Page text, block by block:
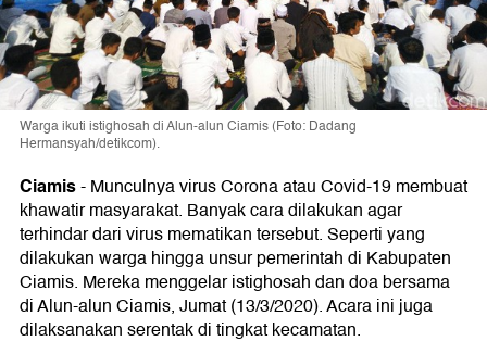
Warga ikuti istighosah di Alun-alun Ciamis (Foto: Dadang
Hermansyah/detikcom).
Ciamis-Munculnya virus Corona atau Covid-19 membuat
khawatir masyarakat. Banyak cara dilakukan agar
terhindar dari virus mematikan tersebut. Seperti yang
dilakukan warga hingga unsur pemerintah di Kabupaten
Ciamis. Mereka menggelar istighosah dan doa bersama
di Alun-alun Ciamis, Jumat (13/3/2020). Acara ini juga
dilaksanakan serentak di tingkat kecamatan.